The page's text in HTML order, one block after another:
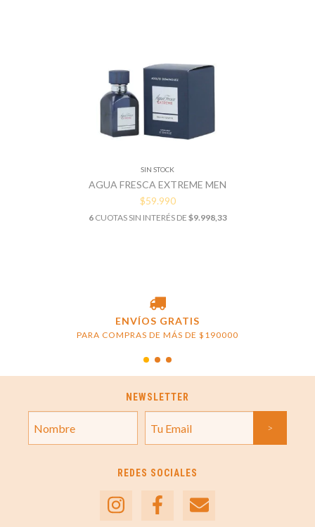
SIN STOCK
AGUA FRESCA EXTREME MEN
$59.990
6CUOTAS SIN INTERÉS DE $9.998,33
ENVÍOS GRATIS
PARA COMPRAS DE MÁS DE $190000
NEWSLETTER
REDES SOCIALES